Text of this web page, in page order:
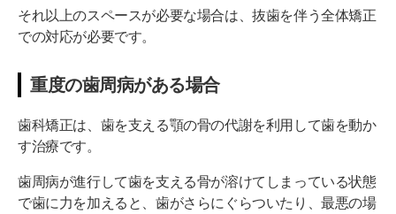
それ以上のスペースが必要な場合は、抜歯を伴う全体矯正
での対応が必要です。
重度の歯周病がある場合
歯科矯正は、歯を支える顎の骨の代謝を利用して歯を動か
す治療です。
歯周病が進行して歯を支える骨が溶けてしまっている状態
で歯に力を加えると、歯がさらにぐらついたり、最悪の場